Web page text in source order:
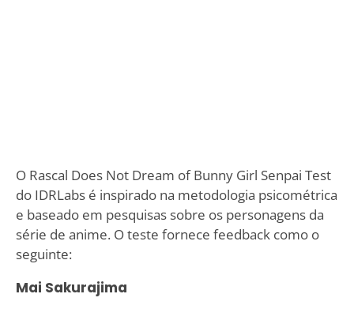
O Rascal Does Not Dream of Bunny Girl Senpai Test
do IDRLabs é inspirado na metodologia psicométrica
e baseado em pesquisas sobre os personagens da
série de anime. O teste fornece feedback como o
seguinte:
Mai Sakurajima